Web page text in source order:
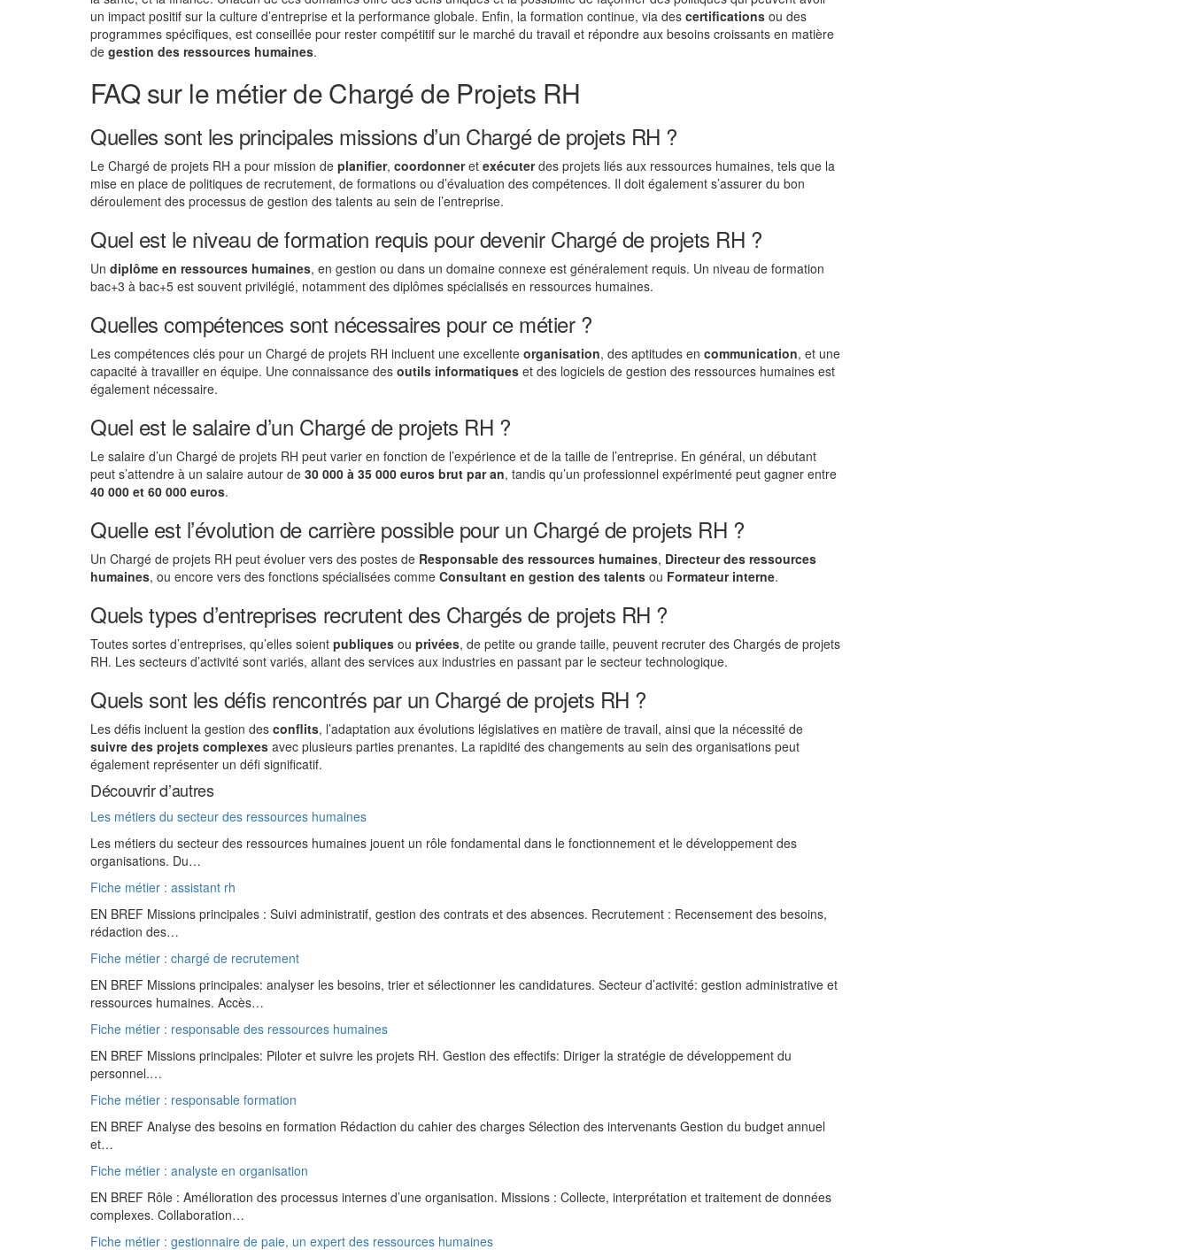
un impact positif sur la culture d’entreprise et la performance globale. Enfin, la formation continue, via des certifications ou des
programmes spécifiques, est conseillée pour rester compétitif sur le marché du travail et répondre aux besoins croissants en matière
de gestion des ressources humaines.
FAQ sur le métier de Chargé de Projets RH
Quelles sont les principales missions d’un Chargé de projets RH ?
Le Chargé de projets RH a pour mission de planifier, coordonneret exécuterdes projets liés aux ressources humaines, tels que la
mise en place de politiques de recrutement, de formations ou d’évaluation des compétences. Il doit également s’assurer du bon
déroulement des processus de gestion des talents au sein de l’entreprise.
Quel est le niveau de formation requis pour devenir Chargé de projets RH ?
Un diplôme en ressources humaines, en gestion ou dans un domaine connexe est généralement requis. Un niveau de formation
bac+3 à bac+5 est souvent privilégié, notamment des diplômes spécialisés en ressources humaines.
Quelles compétences sont nécessaires pour ce métier ?
Les compétences clés pour un Chargé de projets RH incluent une excellente organisation, des aptitudes en communication, et une
capacité à travailler en équipe. Une connaissance des outils informatiques et des logiciels de gestion des ressources humaines est
également nécessaire.
Quel est le salaire d’un Chargé de projets RH ?
Le salaire d’un Chargé de projets RH peut varier en fonction de l’expérience et de la taille de l’entreprise. En général, un débutant
peut s’attendre à un salaire autour de 30 000 à 35 000 euros brut par an, tandis qu’un professionnel expérimenté peut gagner entre
40 000 et 60 000 euros.
Quelle est l’évolution de carrière possible pour un Chargé de projets RH ?
Un Chargé de projets RH peut évoluer vers des postes de Responsable des ressources humaines, Directeur des ressources
humaines, ou encore vers des fonctions spécialisées comme Consultant en gestion des talents ou Formateur interne.
Quels types d’entreprises recrutent des Chargés de projets RH ?
Toutes sortes d’entreprises, qu’elles soient publiques ou privées, de petite ou grande taille, peuvent recruter des Chargés de projets
RH. Les secteurs d’activité sont variés, allant des services aux industries en passant par le secteur technologique.
Quels sont les défis rencontrés par un Chargé de projets RH ?
Les défis incluent la gestion des conflits, l’adaptation aux évolutions législatives en matière de travail, ainsi que la nécessité de
suivre des projets complexes avec plusieurs parties prenantes. La rapidité des changements au sein des organisations peut
également représenter un défi significatif.
Découvrir d’autres
Les métiers du secteur des ressources humaines
Les métiers du secteur des ressources humaines jouent un rôle fondamental dans le fonctionnement et le développement des
organisations. Du…
Fiche métier : assistant rh
EN BREF Missions principales : Suivi administratif, gestion des contrats et des absences. Recrutement : Recensement des besoins,
rédaction des…
Fiche métier : chargé de recrutement
EN BREF Missions principales: analyser les besoins, trier et sélectionner les candidatures. Secteur d’activité: gestion administrative et
ressources humaines. Accès…
Fiche métier : responsable des ressources humaines
EN BREF Missions principales: Piloter et suivre les projets RH. Gestion des effectifs: Diriger la stratégie de développement du
personnel.…
Fiche métier : responsable formation
EN BREF Analyse des besoins en formation Rédaction du cahier des charges Sélection des intervenants Gestion du budget annuel
et…
Fiche métier : analyste en organisation
EN BREF Rôle : Amélioration des processus internes d’une organisation. Missions : Collecte, interprétation et traitement de données
complexes. Collaboration…
Fiche métier : gestionnaire de paie, un expert des ressources humaines